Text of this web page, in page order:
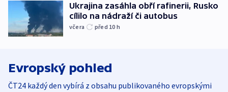
Ukrajina zasáhla obří rafinerii, Rusko
cílilo na nádraží či autobus
včera před 10 h
Evropský pohled
ČT24 každý den vybírá z obsahu publikovaného evropskými